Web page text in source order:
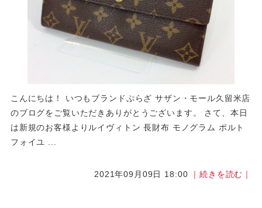
こんにちは！ いつもブランドぷらざ サザン・モール久留米店
のブログをご覧いただきありがとうございます。 さて、本日
は新規のお客様よりルイヴィトン 長財布 モノグラム ポルト
フォイユ ...
2021年09月09日 18:00 ｜続きを読む｜